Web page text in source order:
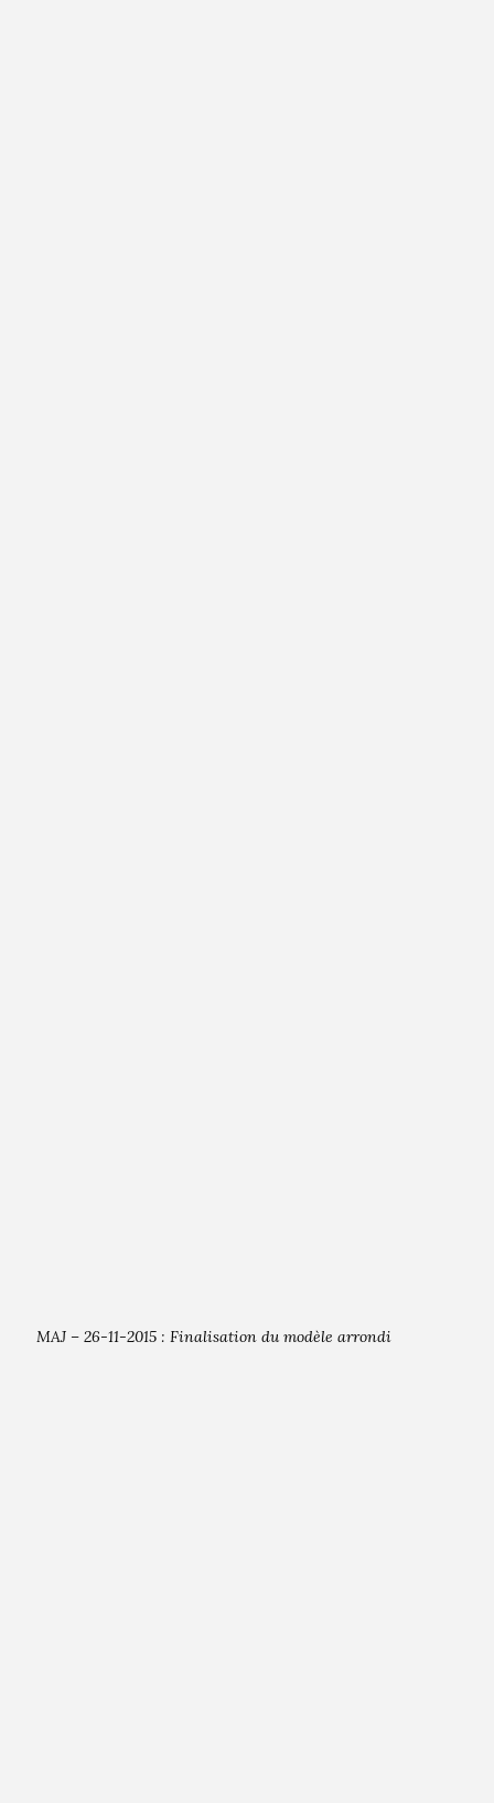
MAJ – 26-11-2015 : Finalisation du modèle arrondi